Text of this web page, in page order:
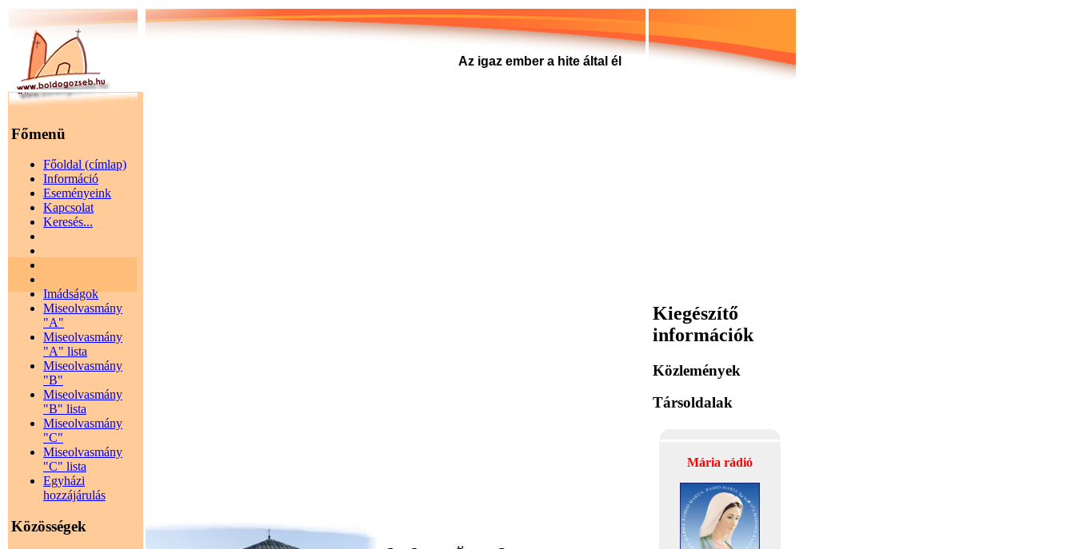
Az igaz ember a hite által él
Főmenü
Főoldal (címlap)
Információ
Eseményeink
Kapcsolat
Keresés...
Imádságok
Miseolvasmány
"A"
Miseolvasmány
"A" lista
Miseolvasmány
"B"
Miseolvasmány
"B" lista
Miseolvasmány
"C"
Miseolvasmány
"C" lista
Egyházi
hozzájárulás
Közösségek
Kiegészítő
információk
Közlemények
Társoldalak
Mária rádió